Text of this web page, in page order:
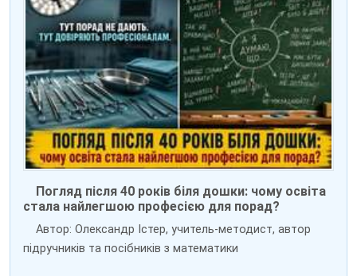
Погляд після 40 років біля дошки: чому освіта
стала найлегшою професією для порад?
Автор: Олександр Істер, учитель-методист, автор
підручників та посібників з математики